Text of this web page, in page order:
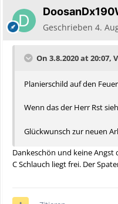
Geschrieben 4.
On 3.8.2020 at 20:07,
Planierschild auf den
Wenn das der Herr Rst
Glückwunsch zur neuen
Dankeschön und keine Angst
C Schlauch liegt frei. Der